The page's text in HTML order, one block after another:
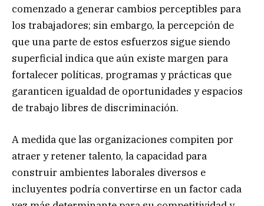
comenzado a generar cambios perceptibles para
los trabajadores; sin embargo, la percepción de
que una parte de estos esfuerzos sigue siendo
superficial indica que aún existe margen para
fortalecer políticas, programas y prácticas que
garanticen igualdad de oportunidades y espacios
de trabajo libres de discriminación.
A medida que las organizaciones compiten por
atraer y retener talento, la capacidad para
construir ambientes laborales diversos e
incluyentes podría convertirse en un factor cada